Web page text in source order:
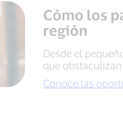
Cómo los
región
Desde el
que
Conoce las